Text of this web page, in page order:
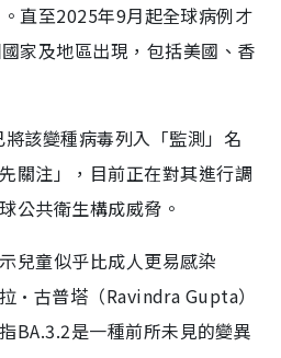
直至2025年9月起全球病例才
家及地區出現，包括美國、香
該變種病毒列入「監測」名
關注」，目前正在對其進行調
公共衛生構成威脅。
兒童似乎比成人更易感染
·古普塔（Ravindra Gupta）
BA.3.2是一種前所未見的變異